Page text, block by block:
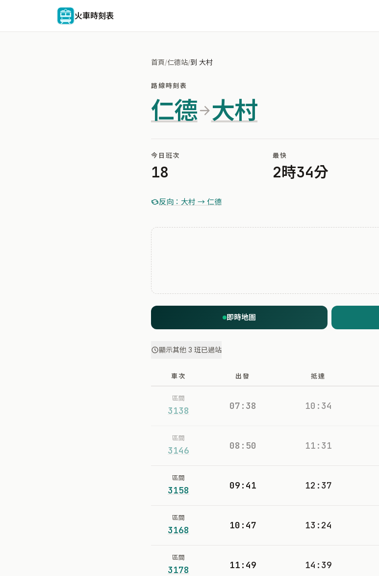
火車時刻表
首頁/仁德站/到 大村
路線時刻表
仁德 大村
今日班次
18
最快
2時34分
反向：大村 → 仁德
即時地圖
顯示其他 3 班已過站
車次 出發 抵達
區間
3138 07:38 10:34
區間
3146 08:50 11:31
區間
3158 09:41 12:37
區間
3168 10:47 13:24
區間
3178 11:49 14:39